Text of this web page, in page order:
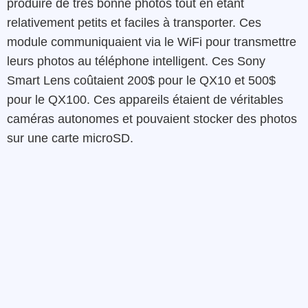
produire de très bonne photos tout en étant
relativement petits et faciles à transporter. Ces
module communiquaient via le WiFi pour transmettre
leurs photos au téléphone intelligent. Ces Sony
Smart Lens coûtaient 200$ pour le QX10 et 500$
pour le QX100. Ces appareils étaient de véritables
caméras autonomes et pouvaient stocker des photos
sur une carte microSD.